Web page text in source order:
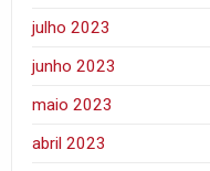
julho 2023
junho 2023
maio 2023
abril 2023